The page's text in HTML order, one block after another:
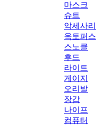
마스크
슈트
악세사리
옥토퍼스
스노클
후드
라이트
게이지
오리발
장갑
나이프
컴퓨터